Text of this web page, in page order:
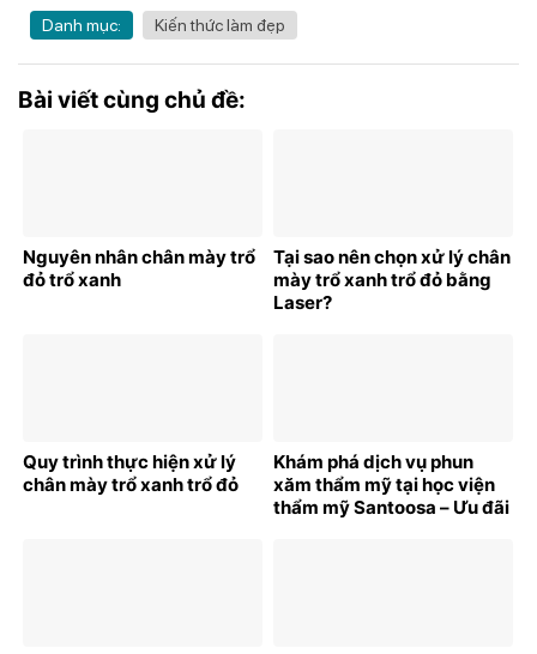
Danh mục: Kiến thức làm đẹp
Bài viết cùng chủ đề:
Nguyên nhân chân mày trổ
đỏ trổ xanh
Tại sao nên chọn xử lý chân
mày trổ xanh trổ đỏ bằng
Laser?
Quy trình thực hiện xử lý
chân mày trổ xanh trổ đỏ
Khám phá dịch vụ phun
xăm thẩm mỹ tại học viện
thẩm mỹ Santoosa – Ưu đãi